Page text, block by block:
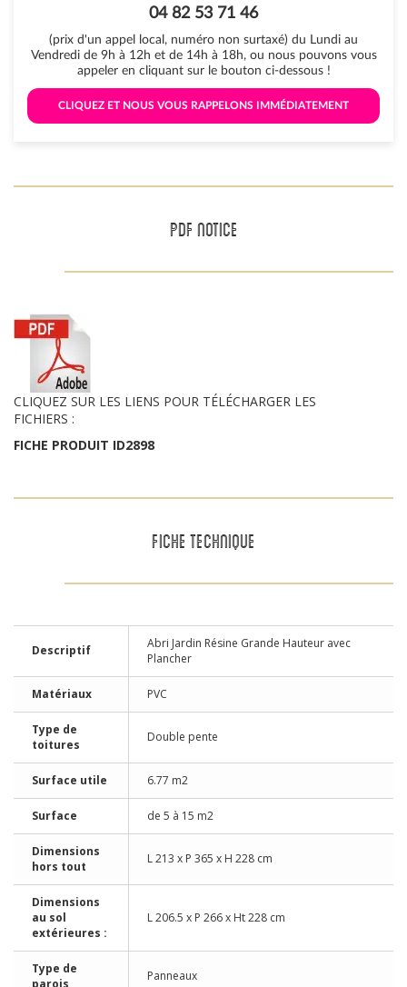
04 82 53 71 46
(prix d'un appel local, numéro non surtaxé) du Lundi au
Vendredi de 9h à 12h et de 14h à 18h, ou nous pouvons vous
appeler en cliquant sur le bouton ci-dessous !
CLIQUEZ ET NOUS VOUS RAPPELONS IMMÉDIATEMENT
PDF NOTICE
CLIQUEZ SUR LES LIENS POUR TÉLÉCHARGER LES
FICHIERS :
FICHE PRODUIT ID2898
FICHE TECHNIQUE
Descriptif
Abri Jardin Résine Grande Hauteur avec
Plancher
Matériaux PVC
Type de
toitures
Double pente
Surface utile 6.77 m2
Surface de 5 à 15 m2
Dimensions
hors tout
L 213 x P 365 x H 228 cm
Dimensions
au sol
extérieures :
L 206.5 x P 266 x Ht 228 cm
Type de
parois
Panneaux